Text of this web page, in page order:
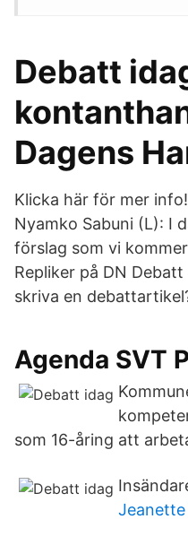
Debatt
Dagens
Klicka här för mer
Nyamko Sabuni (L): I
förslag som vi
Repliker på DN
skriva en
Agenda SVT
som 16-åring att